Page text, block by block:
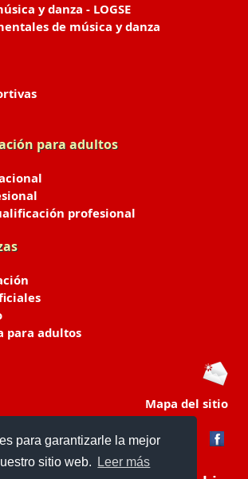
para garantizarle la mejor
sitio web.
Leer más
y danza - LOGSE
de música y danza
para adultos
profesional
para adultos
Mapa del sitio